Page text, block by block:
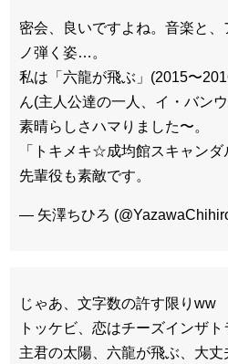
密会、良いですよね。音楽と
ノ弾く姿…。
私は「六龍が飛ぶ」(2015〜
ん(主人公達の一人、イ・バン
素晴らしさハマりました〜。
「トキメキ☆成均館スキャン
先輩役も素敵です。
— 矢澤ちひろ
じゃあ、文字数の許す限りww
トッケビ、恋はチーズインザト
主君の太陽、六龍が飛ぶ、大